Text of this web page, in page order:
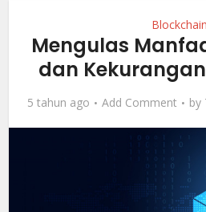
Blockchain
Mengulas
dan
5 tahun ago Add Comment by